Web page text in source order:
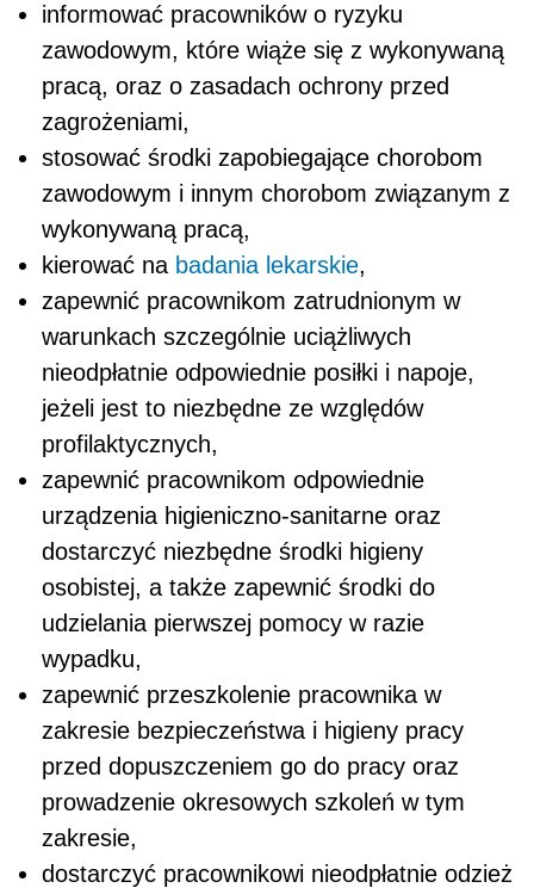
informować pracowników o ryzyku
zawodowym, które wiąże się z wykonywaną
pracą, oraz o zasadach ochrony przed
zagrożeniami,
stosować środki zapobiegające chorobom
zawodowym i innym chorobom związanym z
wykonywaną pracą,
kierować na badania lekarskie,
zapewnić pracownikom zatrudnionym w
warunkach szczególnie uciążliwych
nieodpłatnie odpowiednie posiłki i napoje,
jeżeli jest to niezbędne ze względów
profilaktycznych,
zapewnić pracownikom odpowiednie
urządzenia higieniczno-sanitarne oraz
dostarczyć niezbędne środki higieny
osobistej, a także zapewnić środki do
udzielania pierwszej pomocy w razie
wypadku,
zapewnić przeszkolenie pracownika w
zakresie bezpieczeństwa i higieny pracy
przed dopuszczeniem go do pracy oraz
prowadzenie okresowych szkoleń w tym
zakresie,
dostarczyć pracownikowi nieodpłatnie odzież